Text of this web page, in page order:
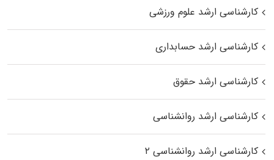
کارشناسی ارشد علوم ورزشی
کارشناسی ارشد حسابداری
کارشناسی ارشد حقوق
کارشناسی ارشد روانشناسی
کارشناسی ارشد روانشناسی ۲